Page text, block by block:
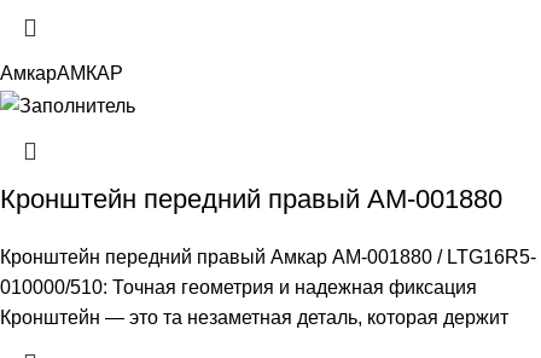
АмкарАМКАР
Кронштейн передний правый АМ-001880
Кронштейн передний правый Амкар АМ-001880 / LTG16R5-
010000/510: Точная геометрия и надежная фиксация
Кронштейн — это та незаметная деталь, которая держит